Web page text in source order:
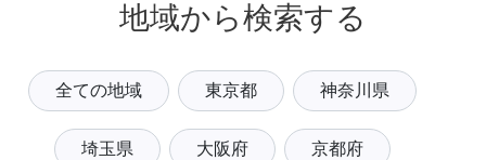
地域から検索する
全ての地域 東京都 神奈川県
埼玉県 大阪府 京都府